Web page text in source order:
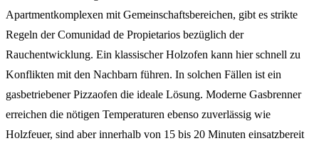
Apartmentkomplexen mit Gemeinschaftsbereichen, gibt es strikte
Regeln der Comunidad de Propietarios bezüglich der
Rauchentwicklung. Ein klassischer Holzofen kann hier schnell zu
Konflikten mit den Nachbarn führen. In solchen Fällen ist ein
gasbetriebener Pizzaofen die ideale Lösung. Moderne Gasbrenner
erreichen die nötigen Temperaturen ebenso zuverlässig wie
Holzfeuer, sind aber innerhalb von 15 bis 20 Minuten einsatzbereit